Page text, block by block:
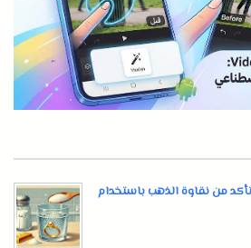
من نقاوة الذهب باستخدام